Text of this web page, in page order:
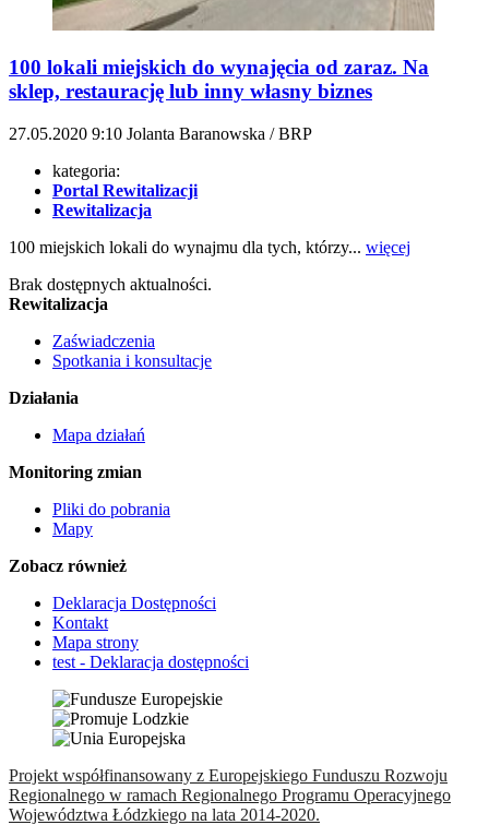
100 lokali miejskich do wynajęcia od zaraz. Na
sklep, restaurację lub inny własny biznes
27.05.2020 9:10 Jolanta Baranowska / BRP
kategoria:
Portal Rewitalizacji
Rewitalizacja
100 miejskich lokali do wynajmu dla tych, którzy... więcej
Brak dostępnych aktualności.
Rewitalizacja
Zaświadczenia
Spotkania i konsultacje
Działania
Mapa działań
Monitoring zmian
Pliki do pobrania
Mapy
Zobacz również
Deklaracja Dostępności
Kontakt
Mapa strony
test - Deklaracja dostępności
Projekt współfinansowany z Europejskiego Funduszu Rozwoju
Regionalnego w ramach Regionalnego Programu Operacyjnego
Województwa Łódzkiego na lata 2014-2020.